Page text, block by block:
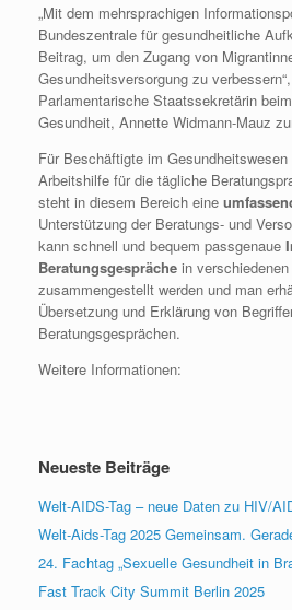
„Mit dem mehrsprachigen
Bundeszentrale für gesundheitliche
Beitrag, um den Zugang von
Gesundheitsversorgung zu
Parlamentarische Staatssekretärin
Gesundheit, Annette Widmann-Mauz
Für Beschäftigte im
Arbeitshilfe für die tägliche
steht in diesem Bereich eine
Unterstützung der Beratungs- und
kann schnell und bequem passgenaue
Beratungsgespräche in
zusammengestellt werden und man
Übersetzung und Erklärung von
Beratungsgesprächen.
Weitere Informationen:
Neueste Beiträge
Welt-AIDS-Tag – neue Daten zu HIV/
Welt-Aids-Tag 2025 Gemeinsam.
24. Fachtag „Sexuelle Gesundheit in
Fast Track City Summit Berlin 2025